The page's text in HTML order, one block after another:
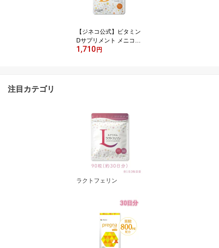
【ジネコ公式】ビタミン
Dサプリメント メニコン
栄養素を手軽に ビタミン
1,710円
注目カテゴリ
ラクトフェリン